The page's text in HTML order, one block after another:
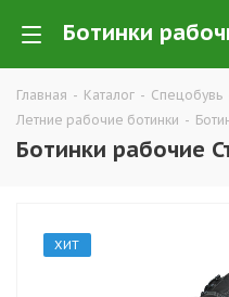
Главная - Каталог - Спецобувь
Летние рабочие ботинки -
Ботинки рабочие
ХИТ